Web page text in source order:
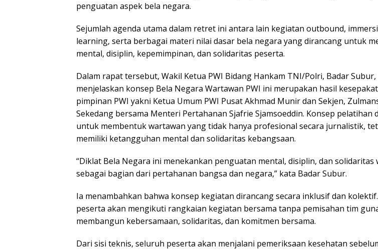
penguatan aspek bela negara.
Sejumlah agenda utama dalam retret ini antara lain kegiatan outbound,
learning, serta berbagai materi nilai dasar bela negara yang dirancang untuk
mental, disiplin, kepemimpinan, dan solidaritas peserta.
Dalam rapat tersebut, Wakil Ketua PWI Bidang Hankam TNI/Polri, Badar Subur,
menjelaskan konsep Bela Negara Wartawan PWI ini merupakan hasil
pimpinan PWI yakni Ketua Umum PWI Pusat Akhmad Munir dan Sekjen,
Sekedang bersama Menteri Pertahanan Sjafrie Sjamsoeddin. Konsep pelatihan
untuk membentuk wartawan yang tidak hanya profesional secara jurnalistik,
memiliki ketangguhan mental dan solidaritas kebangsaan.
“Diklat Bela Negara ini menekankan penguatan mental, disiplin, dan solidaritas
sebagai bagian dari pertahanan bangsa dan negara,” kata Badar Subur.
Ia menambahkan bahwa konsep kegiatan dirancang secara inklusif dan
peserta akan mengikuti rangkaian kegiatan bersama tanpa pemisahan tim
membangun kebersamaan, solidaritas, dan komitmen bersama.
Dari sisi teknis, seluruh peserta akan menjalani pemeriksaan kesehatan